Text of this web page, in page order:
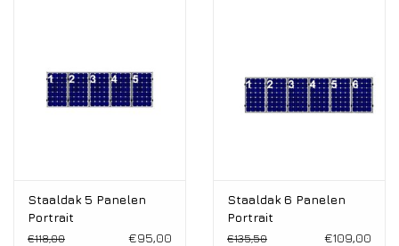
Staaldak 5 Panelen
Portrait
€118,00 €95,00
Staaldak 6 Panelen
Portrait
€135,50 €109,00